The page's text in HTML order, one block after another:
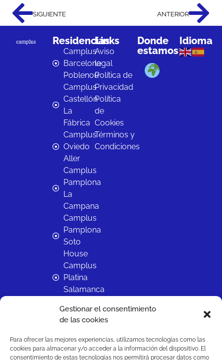
Gestionar el consentimiento
de las cookies
Para ofrecer las mejores experiencias, utilizamos tecnologías como las
cookies para almacenar y/o acceder a la información del dispositivo. El
consentimiento de estas tecnologías nos permitirá procesar datos como
SIGUIENTE ANTERIOR
Residencias
Camplus
Barcelona
Poblenou
Camplus
Castellón
La
Fábrica
Camplus
Oviedo
Aller
Camplus
Pamplona
La
Campana
Camplus
Pamplona
Soto
House
Camplus
Platina
Salamanca
Sevilla
Reina
Mercedes
Camplus
Links
Aviso
legal
Política de
Privacidad
Política
de
Cookies
Términos y
Condiciones
Donde
estamos
Idioma